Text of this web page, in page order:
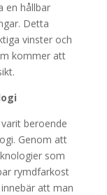
en hållbar
Detta
vinster och
kommer att
beroende
Genom att
som
rymdfarkost
att man